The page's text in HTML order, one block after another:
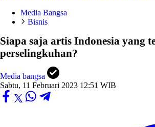
Media Bangsa
Bisnis
Siapa saja artis Indonesia yang
perselingkuhan?
Media bangsa
Sabtu, 11 Februari 2023 12:51 WIB